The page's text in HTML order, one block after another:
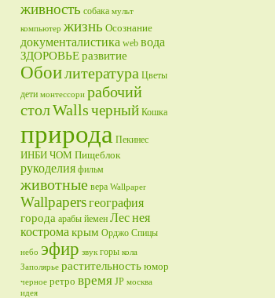
живность собака мульт
компьютер жизнь Осознание
документалистика web вода
ЗДОРОВЬЕразвитие
Обоилитература Цветы
дети монтессори рабочий
столWallsчерный Кошка
природа Пекинес
ИНБИ ЧОМ Пищеблок
рукоделия фильм
животные вера Wallpaper
Wallpapersгеография
города арабы йемен Леснея
кострома крым Орджо Спицы
небо эфир звук горы кола
Заполярье растительность юмор
черное ретро время JP москва
идея